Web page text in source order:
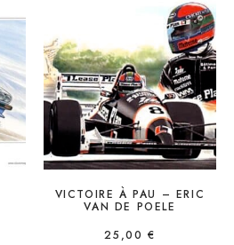
VICTOIRE À PAU – ERIC
VAN DE POELE
25,00 €